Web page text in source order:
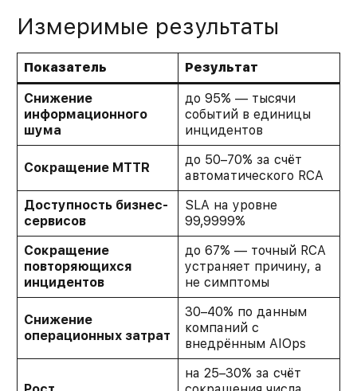
Измеримые результаты
Показатель Результат
Снижение
информационного
шума
до 95% — тысячи
событий в единицы
инцидентов
Сокращение MTTR
до 50–70% за счёт
автоматического RCA
Доступность бизнес-
сервисов
SLA на уровне
99,9999%
Сокращение
повторяющихся
инцидентов
до 67% — точный RCA
устраняет причину, а
не симптомы
Снижение
операционных затрат
30–40% по данным
компаний с
внедрённым AIOps
на 25–30% за счёт